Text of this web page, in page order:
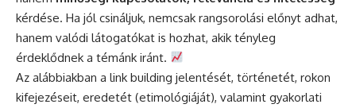
kérdése. Ha jól csináljuk, nemcsak rangsorolási előnyt adhat,
hanem valódi látogatókat is hozhat, akik tényleg
érdeklődnek a témánk iránt.
Az alábbiakban a link building jelentését, történetét, rokon
kifejezéseit, eredetét (etimológiáját), valamint gyakorlati